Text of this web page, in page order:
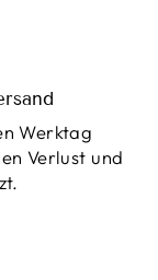
Werktag
Verlust und